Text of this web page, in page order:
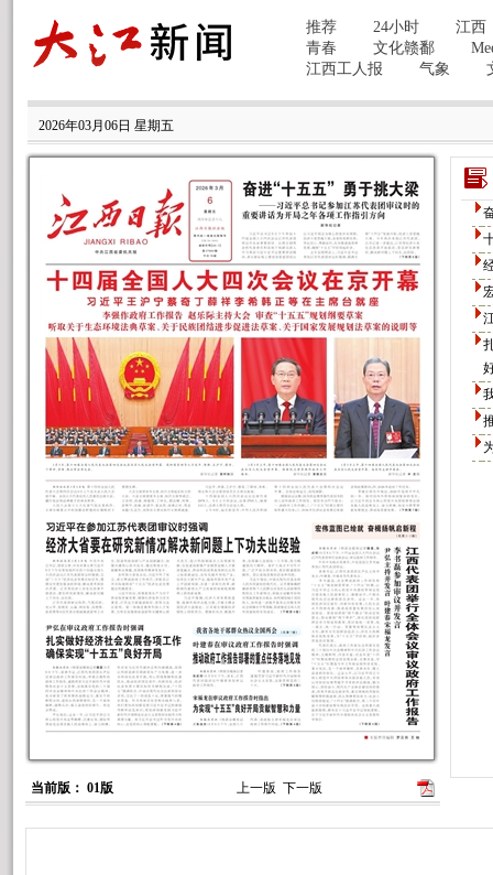
2026年03月06日 星期五
当前版： 01版 上一版 下一版